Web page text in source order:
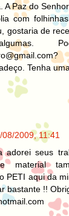
A Paz do
com
gostaria de
Tenha
08/2009, 11:41
adorei seus
material
PETI aqui da
bastante !!